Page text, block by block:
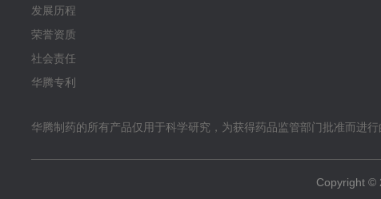
发展历程
荣誉资质
社会责任
华腾专利
华腾制药的所有产品仅用于科学研究，为获得药品监管部门批准而进
Copyright ©